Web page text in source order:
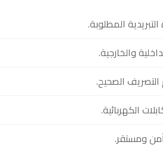
المطلوبة.
والخارجية.
التصريف الصحيح.
الكهربائية.
ومستقر.